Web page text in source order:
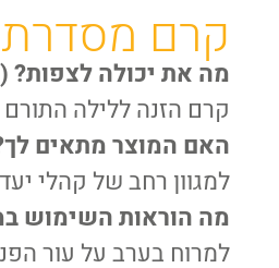
קרם
מה את יכולה לצפות?
קרם הזנה ללילה
האם המוצר מתאים
למגוון רחב של קהלי
מה הוראות השימוש
למרוח בערב על עור